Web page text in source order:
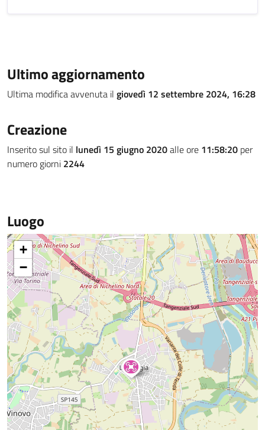
Ultimo aggiornamento
Ultima modifica avvenuta il giovedì 12 settembre 2024, 16:28
Creazione
Inserito sul sito il lunedì 15 giugno 2020alle ore 11:58:20 per
numero giorni 2244
Luogo
+
−